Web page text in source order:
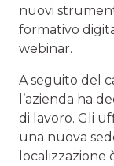
nuovi
formativo
webinar.
A seguito del
l’azienda ha
di lavoro. Gli
una nuova
localizzazione